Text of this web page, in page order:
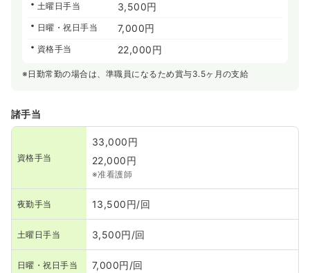
土曜日手当 3,500円
日曜・祝日手当 7,000円
資格手当 22,000円
※日勤常勤の場合は、準職員になるため賞与3.5ヶ月の支給
諸手当
資格手当
33,000円
22,000円
※准看護師
夜勤手当 13,500円/回
土曜日手当 3,500円/回
日曜・祝日手当 7,000円/回